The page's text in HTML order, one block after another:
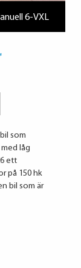
6-VXL
som
låg
ett
på 150 hk
bil som är